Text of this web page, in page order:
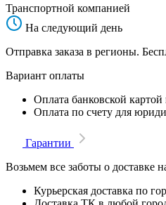
Транспортной компанией
На следующий день
Отправка заказа в регионы.
Вариант оплаты
Оплата банковской картой
Оплата по счету для
Гарантии
Возьмем все заботы о доставке
Курьерская доставка по